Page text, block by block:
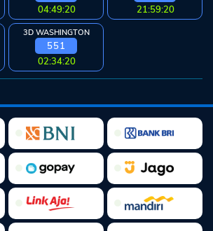
04:49:20
21:59:20
3D WASHINGTON
551
02:34:20